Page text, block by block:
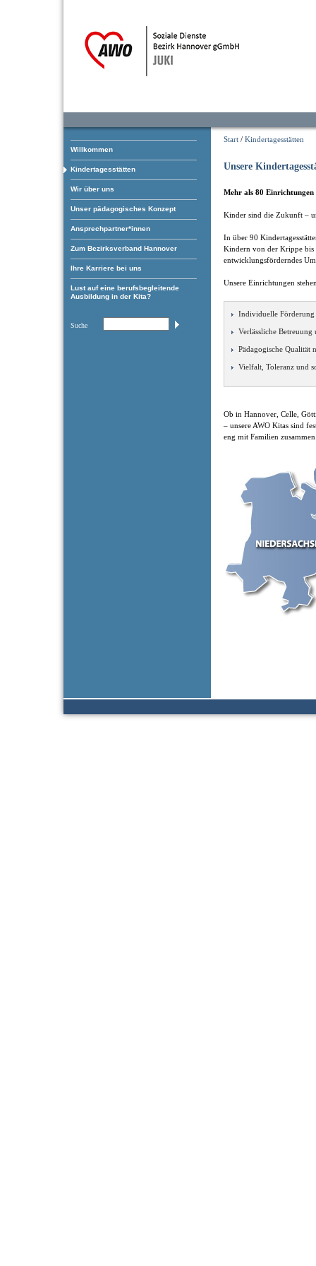
Willkommen
Kindertagesstätten
Wir über uns
Unser pädagogisches Konzept
Ansprechpartner*innen
Zum Bezirksverband Hannover
Ihre Karriere bei uns
Lust auf eine berufsbegleitende
Ausbildung in der Kita?
Suche
Start / Kindertagesstätten
Unsere
Mehr als 80 Einrichtungen
Kinder sind die Zukunft –
In über 90
Kindern von der Krippe bis
entwicklungsförderndes
Unsere Einrichtungen
Individuelle Förderung
Verlässliche
Pädagogische Qualität
Vielfalt, Toleranz und
Ob in Hannover, Celle,
– unsere AWO Kitas sind
eng mit Familien